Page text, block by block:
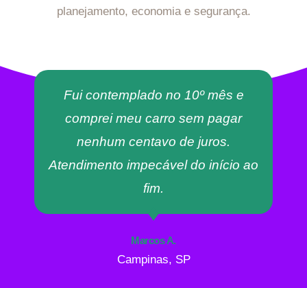
planejamento, economia e segurança.
Fui contemplado no 10º mês e
comprei meu carro sem pagar
nenhum centavo de juros.
Atendimento impecável do início ao
fim.
Marcos A.
Campinas, SP